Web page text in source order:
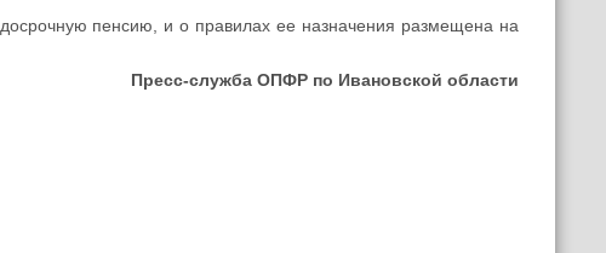
пенсию, и о правилах ее назначения размещена на
Пресс-служба ОПФР по Ивановской области